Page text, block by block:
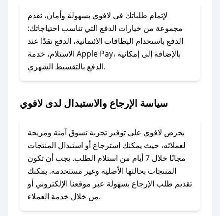
الرسائل الخاصة على تويتر أو البريد الإلكتروني،
وسنقوم بحل المشكلة في أسرع وقت ممكن.
### ماذا أفعل إذا لم أجد كود خصم لمتجري
المفضل؟
في حال عدم توفر كوبونات لمتجرك المفضل، يمكنك
أسرع وقت ممكن.
### كيف تحصل على كوبونات خصم حصرية من
لافوي؟
للحصول على كوبونات وخصومات حصرية، قم بما
يلي:
- اضغط على أيقونة متابعة لمتجر لافوي في تطبيق
صحصح.
لإتمام طلباتك في لافوي بسهولة وأمان، نقدم
مجموعة من خيارات الدفع التي تناسب احتياجاتك:
الدفع باستخدام البطاقات الائتمانية، الدفع نقدًا عند
الاستلام، خدمة Apple Pay، بالإضافة إلى إمكانية
الدفع بالتقسيط الشهري.
سياسة الإرجاع والاستبدال لدى لافوي
يحرص لافوي على توفير تجربة تسوق آمنة ومريحة
لعملائه، حيث يمكنك استرجاع أو استبدال المنتجات
مجانًا خلال 7 أيام من استلام الطلب. يجب أن تكون
المنتجات بحالتها الأصلية وغير مستخدمة. يمكنك
تقديم طلب الإرجاع بسهولة عبر موقعنا الإلكتروني أو
من خلال خدمة العملاء.